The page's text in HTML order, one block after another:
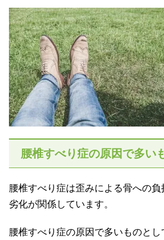
腰椎すべり症の原因で多い
腰椎すべり症は歪みによる骨への
劣化が関係しています。
腰椎すべり症の原因で多いものとし